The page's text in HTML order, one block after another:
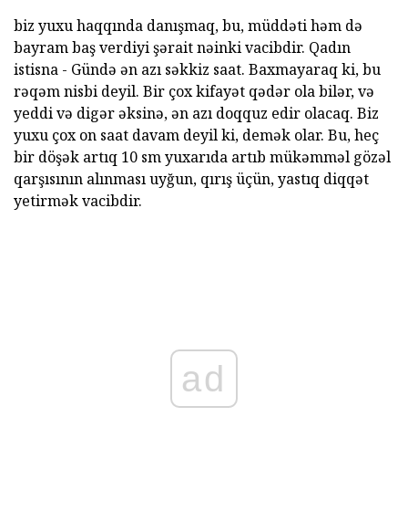
biz yuxu haqqında danışmaq, bu, müddəti həm də
bayram baş verdiyi şərait nəinki vacibdir. Qadın
istisna - Gündə ən azı səkkiz saat. Baxmayaraq ki, bu
rəqəm nisbi deyil. Bir çox kifayət qədər ola bilər, və
yeddi və digər əksinə, ən azı doqquz edir olacaq. Biz
yuxu çox on saat davam deyil ki, demək olar. Bu, heç
bir döşək artıq 10 sm yuxarıda artıb mükəmməl gözəl
qarşısının alınması uyğun, qırış üçün, yastıq diqqət
yetirmək vacibdir.
ad